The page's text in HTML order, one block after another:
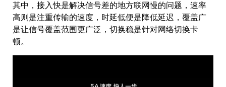
其中，接入快是解决信号差的地方联网慢的问题，速率
高则是注重传输的速度，时延低便是降低延迟，覆盖广
是让信号覆盖范围更广泛，切换稳是针对网络切换卡
顿。